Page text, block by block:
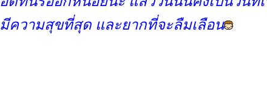
มีความสุขที่สุด และยากที่จะลืมเลือน